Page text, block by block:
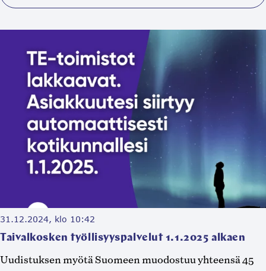
31.12.2024, klo 10:42
Taivalkosken työllisyyspalvelut 1.1.2025 alkaen
Uudistuksen myötä Suomeen muodostuu yhteensä 45